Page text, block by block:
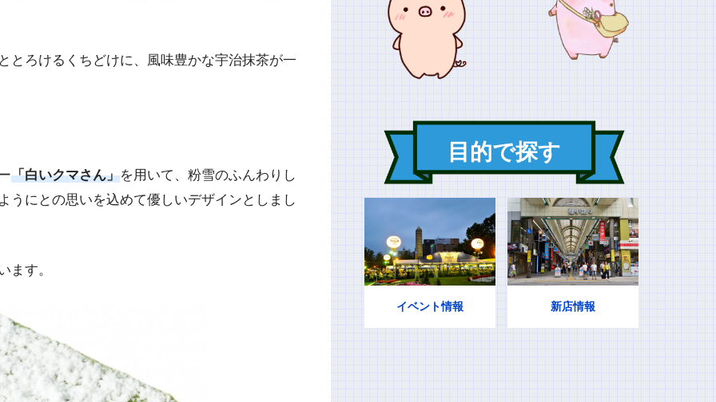
とろけるくちどけに、風味豊かな宇治抹茶が一
「白いクマさん」を用いて、粉雪のふんわりし
うにとの思いを込めて優しいデザインとしまし
ます。
目的で探す
イベント情報 新店情報